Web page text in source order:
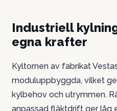
Industriell
egna krafter
Kyltornen av fabrikat
moduluppbyggda, vilket
kylbehov och utrymmen.
anpassad fläktdrift ger låg